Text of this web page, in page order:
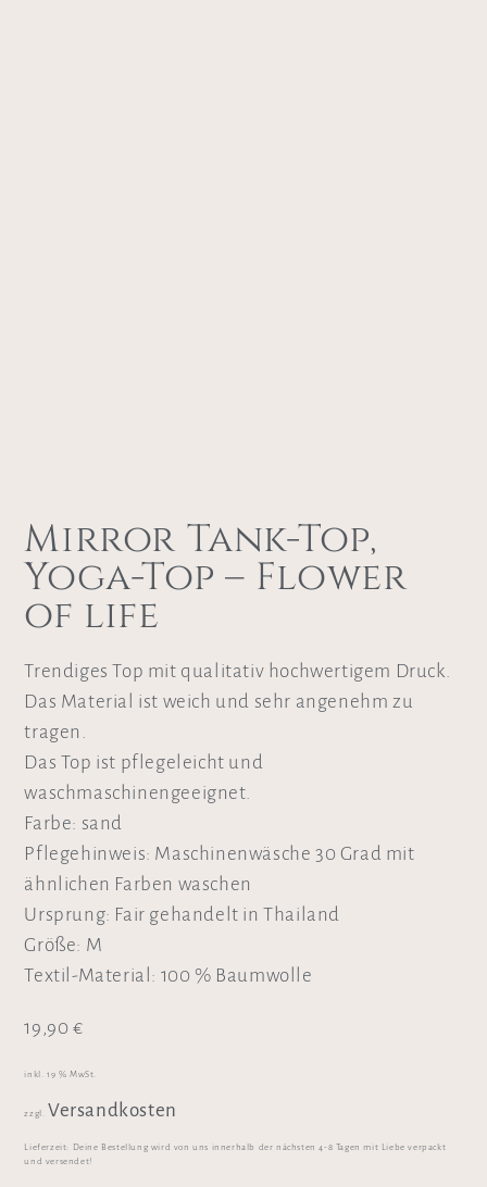
Mirror Tank-Top,
Yoga-Top – Flower
of life
Trendiges Top mit qualitativ hochwertigem Druck.
Das Material ist weich und sehr angenehm zu
tragen.
Das Top ist pflegeleicht und
waschmaschinengeeignet.
Farbe: sand
Pflegehinweis: Maschinenwäsche 30 Grad mit
ähnlichen Farben waschen
Ursprung: Fair gehandelt in Thailand
Größe: M
Textil-Material: 100 % Baumwolle
19,90 €
inkl. 19 % MwSt.
zzgl. Versandkosten
Lieferzeit:
Deine Bestellung wird von uns innerhalb der nächsten 4-8 Tagen mit Liebe verpackt
und versendet!